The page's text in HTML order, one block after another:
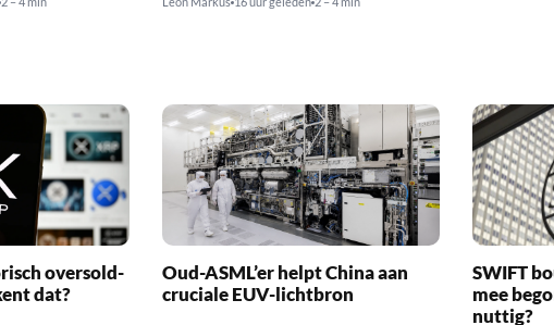
oversold-
dat?
Oud-ASML’er helpt China aan
cruciale EUV-lichtbron
SWIFT
mee
nuttig?